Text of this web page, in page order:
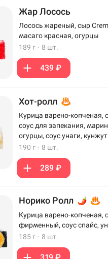
Жар Лосось
Лосось жареный, сыр
масаго красная, огурцы
189 г · 8 шт.
439 ₽
Хот-ролл
Курица варено-копченая,
соус для запекания,
огурцы, соус унаги,
190 г · 8 шт.
289 ₽
Норико Ролл
Курица варено-копченая,
фирменный, соус спайс,
185 г · 8 шт.